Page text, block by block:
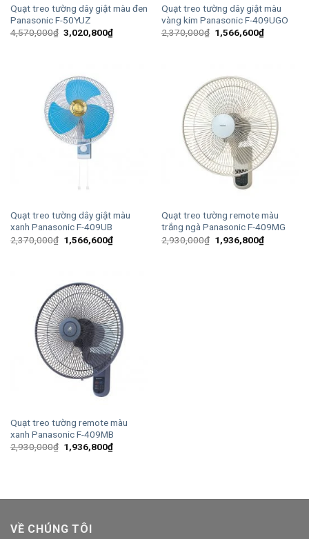
Quạt treo tường dây giật màu đen
Panasonic F-50YUZ
4,570,000₫ Giá
gốc
3,020,800₫Giá
hiện
Quạt treo tường dây giật màu
vàng kim Panasonic F-409UGO
2,370,000₫ Giá
gốc
1,566,600₫Giá
hiện
Quạt treo tường dây giật màu
xanh Panasonic F-409UB
2,370,000₫ Giá
gốc
1,566,600₫Giá
hiện
Quạt treo tường remote màu
trắng ngà Panasonic F-409MG
2,930,000₫ Giá
gốc
1,936,800₫Giá
hiện
Quạt treo tường remote màu
xanh Panasonic F-409MB
2,930,000₫ Giá
gốc
1,936,800₫Giá
hiện
VỀ CHÚNG TÔI